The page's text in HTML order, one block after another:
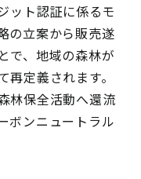
ット認証に係るモ
の立案から販売遂
で、地域の森林が
定義されます。
林保全活動へ還流
ボンニュートラル